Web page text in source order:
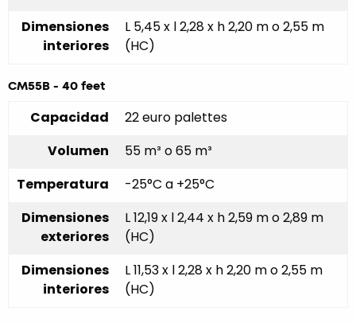
Dimensiones
interiores
L 5,45 x l 2,28 x h 2,20 m o 2,55 m
(HC)
CM55B - 40 feet
Capacidad
22 euro palettes
Volumen
55 m³ o 65 m³
Temperatura
-25°C a +25°C
Dimensiones
exteriores
L 12,19 x l 2,44 x h 2,59 m o 2,89 m
(HC)
Dimensiones
interiores
L 11,53 x l 2,28 x h 2,20 m o 2,55 m
(HC)